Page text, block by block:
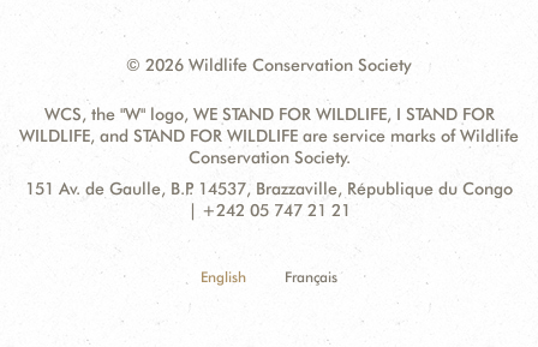
© 2026 Wildlife Conservation Society
WCS, the "W" logo, WE STAND FOR WILDLIFE, I STAND FOR
WILDLIFE, and STAND FOR WILDLIFE are service marks of Wildlife
Conservation Society.
Contact
Address:
151 Av. de Gaulle, B.P. 14537, Brazzaville, République du Congo
| +242 05 747 21 21
English Français